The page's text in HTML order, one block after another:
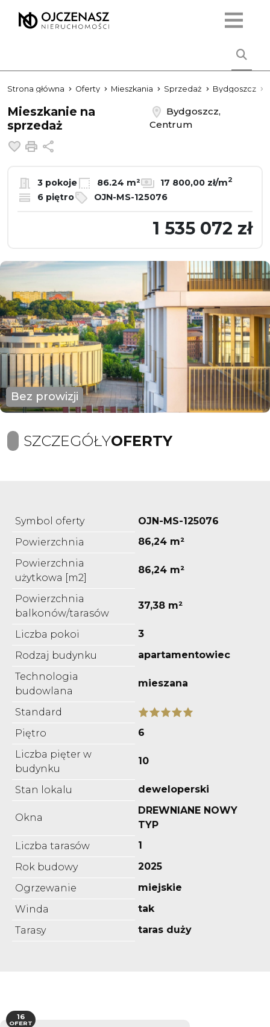
Strona główna Oferty Mieszkania Sprzedaż Bydgoszcz
Mieszkanie na
sprzedaż
Bydgoszcz,
Centrum
Dodaj do ulubionych
Drukuj
3 pokoje 86.24 m² 17 800,00 zł/m2
6 piętro OJN-MS-125076
1 535 072 zł
Bez prowizji
SZCZEGÓŁYOFERTY
Symbol oferty
OJN-MS-125076
Powierzchnia
86,24 m²
Powierzchnia
użytkowa [m2]
86,24 m²
Powierzchnia
balkonów/tarasów
37,38 m²
Liczba pokoi
3
Rodzaj budynku
apartamentowiec
Technologia
budowlana
mieszana
Standard
Piętro
6
Liczba pięter w
budynku
10
Stan lokalu deweloperski
Okna
DREWNIANE NOWY
TYP
Liczba tarasów
1
Rok budowy
2025
Ogrzewanie
miejskie
Winda
tak
Tarasy
taras duży
16
OFERT